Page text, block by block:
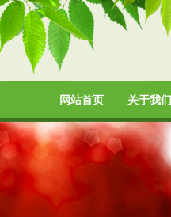
网站首页 关于我们